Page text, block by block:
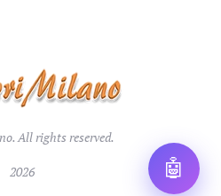
All rights reserved.
2026 🤖